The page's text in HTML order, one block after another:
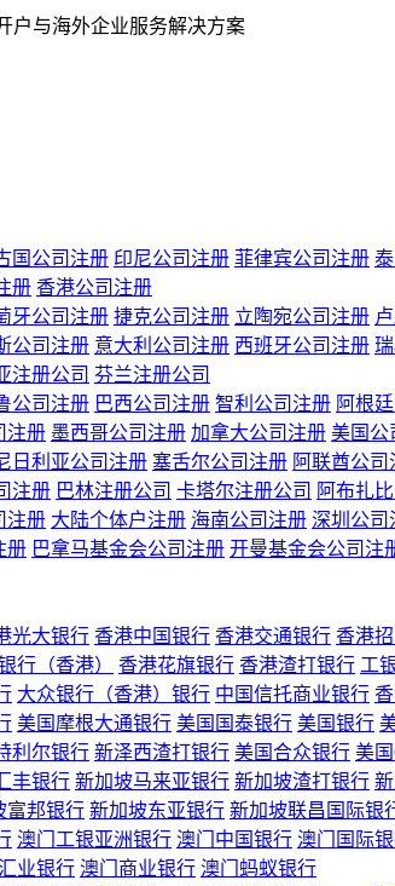
户与海外企业服务解决方案
国公司注册 印尼公司注册 菲律宾公司注册
册 香港公司注册
牙公司注册 捷克公司注册 立陶宛公司注册
公司注册 意大利公司注册 西班牙公司注册
注册公司 芬兰注册公司
公司注册 巴西公司注册 智利公司注册 阿根
注册 墨西哥公司注册 加拿大公司注册 美国公
日利亚公司注册 塞舌尔公司注册 阿联酋公司
注册 巴林注册公司 卡塔尔注册公司 阿布扎
注册 大陆个体户注册 海南公司注册 深圳公司
册 巴拿马基金会公司注册 开曼基金会公司注
光大银行 香港中国银行 香港交通银行 香港
行（香港） 香港花旗银行 香港渣打银行 工
大众银行（香港）银行 中国信托商业银行
美国摩根大通银行 美国国泰银行 美国银行
利尔银行 新泽西渣打银行 美国合众银行 美
丰银行 新加坡马来亚银行 新加坡渣打银行
富邦银行 新加坡东亚银行 新加坡联昌国际银
澳门工银亚洲银行 澳门中国银行 澳门国际
业银行 澳门商业银行 澳门蚂蚁银行